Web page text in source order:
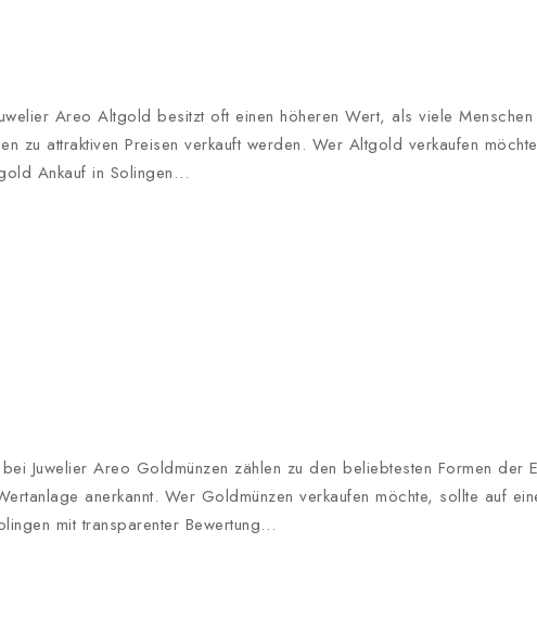
Areo Altgold besitzt oft einen höheren Wert, als viele Menschen
zu attraktiven Preisen verkauft werden. Wer Altgold verkaufen
Ankauf in Solingen…
Juwelier Areo Goldmünzen zählen zu den beliebtesten Formen der
anerkannt. Wer Goldmünzen verkaufen möchte, sollte auf
mit transparenter Bewertung…